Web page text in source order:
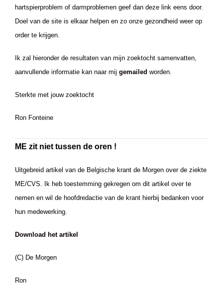
hartspierproblem of darmproblemen geef dan deze link eens door.
Doel van de site is elkaar helpen en zo onze gezondheid weer op
order te krijgen.
Ik zal hieronder de resultaten van mijn zoektocht samenvatten,
aanvullende informatie kan naar mij gemailed worden.
Sterkte met jouw zoektocht
Ron Fonteine
ME zit niet tussen de oren !
Uitgebreid artikel van de Belgische krant de Morgen over de ziekte
ME/CVS. Ik heb toestemming gekregen om dit artikel over te
nemen en wil de hoofdredactie van de krant hierbij bedanken voor
hun medewerking.
Download het artikel
(C) De Morgen
Ron